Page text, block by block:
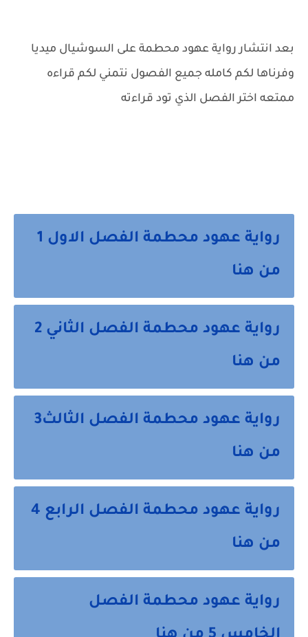
بعد انتشار رواية عهود محطمة على السوشيال ميديا
وفرناها لكم كامله جميع الفصول نتمني لكم قراءه
ممتعه اختر الفصل الذي تود قراءته
رواية عهود محطمة الفصل الاول 1
من هنا
رواية عهود محطمة الفصل الثاني 2
من هنا
رواية عهود محطمة الفصل الثالث3
من هنا
رواية عهود محطمة الفصل الرابع 4
من هنا
رواية عهود محطمة الفصل